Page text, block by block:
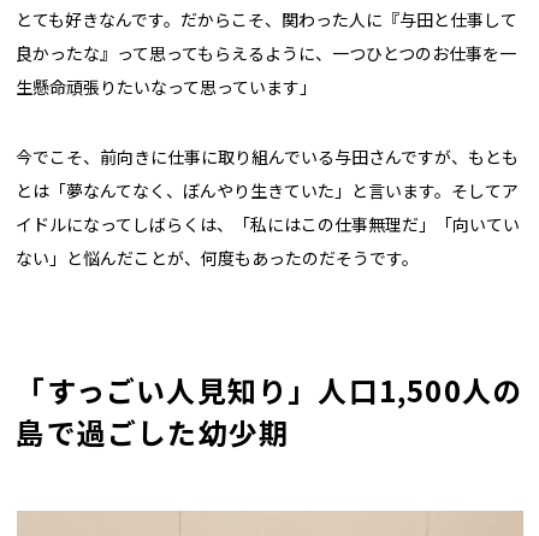
とても好きなんです。だからこそ、関わった人に『与田と仕事して
良かったな』って思ってもらえるように、一つひとつのお仕事を一
生懸命頑張りたいなって思っています」
今でこそ、前向きに仕事に取り組んでいる与田さんですが、もとも
とは「夢なんてなく、ぼんやり生きていた」と言います。そしてア
イドルになってしばらくは、「私にはこの仕事無理だ」「向いてい
ない」と悩んだことが、何度もあったのだそうです。
「すっごい人見知り」人口1,500人の
島で過ごした幼少期